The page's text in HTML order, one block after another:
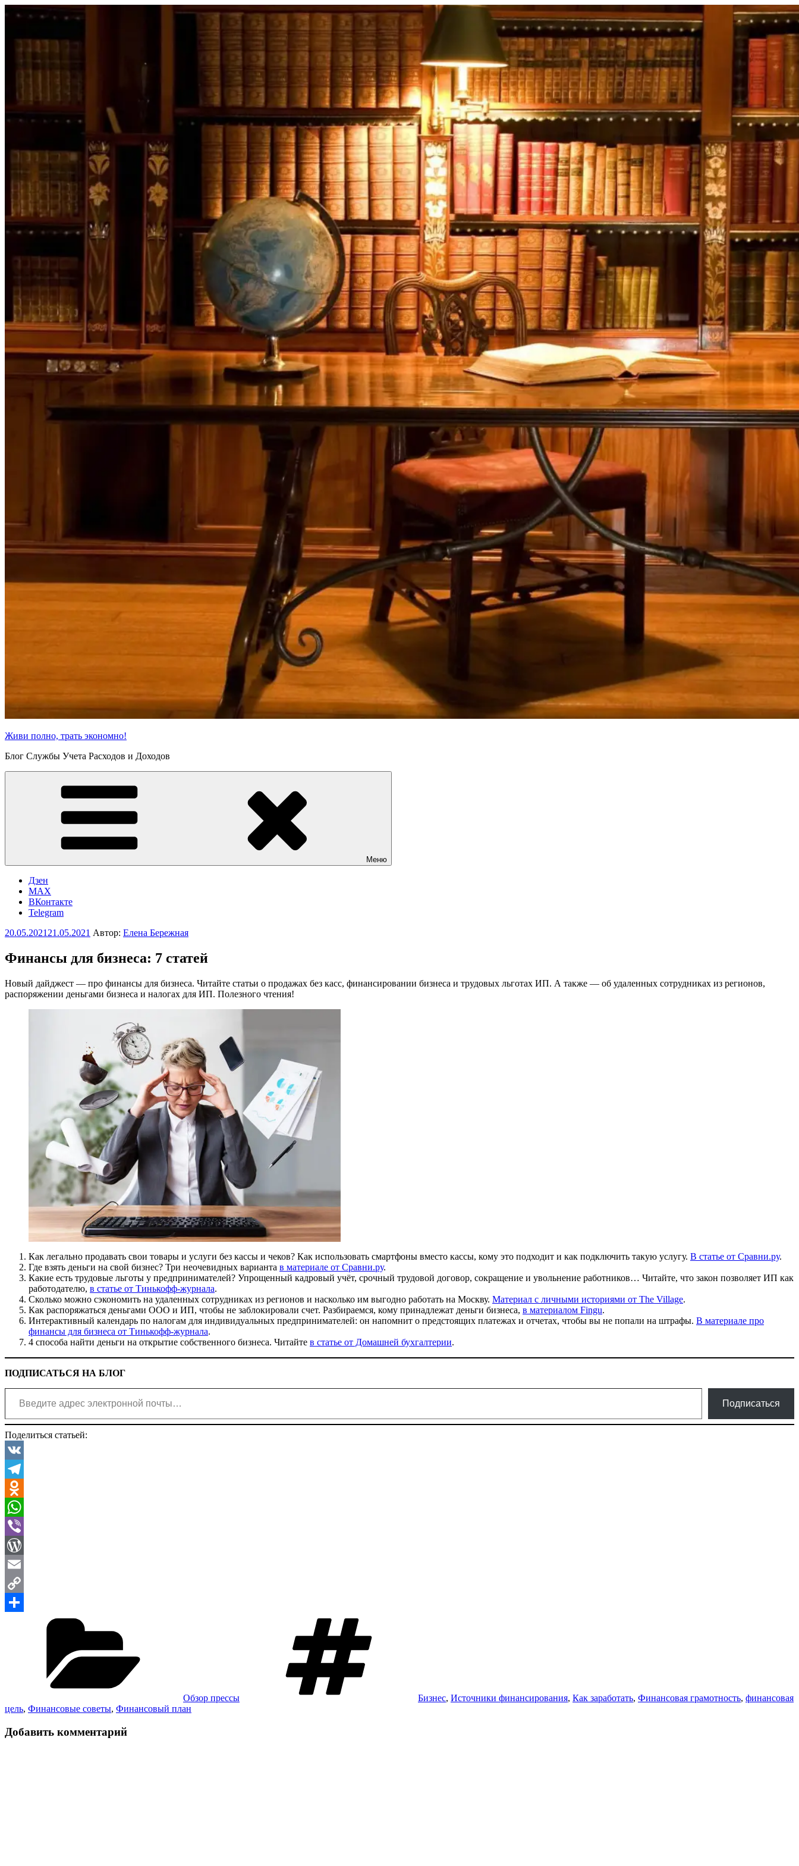
Перейти
Живи полно, трать экономно!
Блог Службы Учета Расходов и Доходов
Меню
Дзен
MAX
ВКонтакте
Telegram
Опубликовано
20.05.2021 21.05.2021 Автор: Елена Бережная
Финансы для бизнеса: 7 статей
Новый дайджест — про финансы для бизнеса. Читайте статьи о продажах без касс, финансировании бизнеса и трудовых льготах ИП. А также — об удаленных сотрудниках из регионов,
распоряжении деньгами бизнеса и налогах для ИП. Полезного чтения!
Как легально продавать свои товары и услуги без кассы и чеков? Как использовать смартфоны вместо кассы, кому это подходит и как подключить такую услугу. В статье от Сравни.ру.
Где взять деньги на свой бизнес? Три неочевидных варианта в материале от Сравни.ру.
Какие есть трудовые льготы у предпринимателей? Упрощенный кадровый учёт, срочный трудовой договор, сокращение и увольнение работников… Читайте, что закон позволяет ИП как
работодателю, в статье от Тинькофф-журнала.
Сколько можно сэкономить на удаленных сотрудниках из регионов и насколько им выгодно работать на Москву. Материал с личными историями от The Village.
Как распоряжаться деньгами ООО и ИП, чтобы не заблокировали счет. Разбираемся, кому принадлежат деньги бизнеса, в материалом Fingu.
Интерактивный календарь по налогам для индивидуальных предпринимателей: он напомнит о предстоящих платежах и отчетах, чтобы вы не попали на штрафы. В материале про
финансы для бизнеса от Тинькофф-журнала.
4 способа найти деньги на открытие собственного бизнеса. Читайте в статье от Домашней бухгалтерии.
ПОДПИСАТЬСЯ НА БЛОГ
Введите адрес электронной почты…
Подписаться
Поделиться статьей:
VK
Telegram
Odnoklassniki
WhatsApp
Viber
WordPress
Email
Copy
Отправить
Обзор прессы Бизнес, Источники финансирования, Как заработать, Финансовая грамотность, финансовая
цель, Финансовые советы, Финансовый план
Добавить комментарий